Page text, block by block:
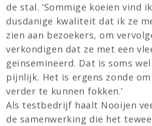
de stal. ‘Sommige koeien vind
dusdanige kwaliteit dat ik ze
zien aan bezoekers, om
verkondigen dat ze met een
geïnsemineerd. Dat is soms
pijnlijk. Het is ergens zonde
verder te kunnen fokken.’
Als testbedrijf haalt Nooijen
de samenwerking die het